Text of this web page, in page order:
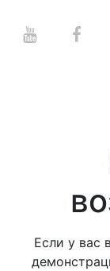
Если у вас